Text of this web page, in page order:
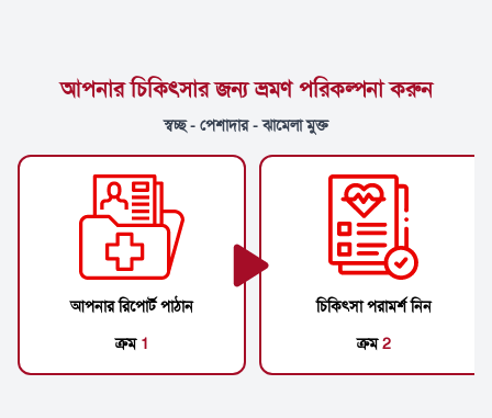
আপনার চিকিৎসার জন্য ভ্রমণ পরিকল্পনা করুন
স্বচ্ছ - পেশাদার - ঝামেলা মুক্ত
আপনার রিপোর্ট পাঠান
ক্রম 1
চিকিৎসা পরামর্শ নিন
ক্রম2